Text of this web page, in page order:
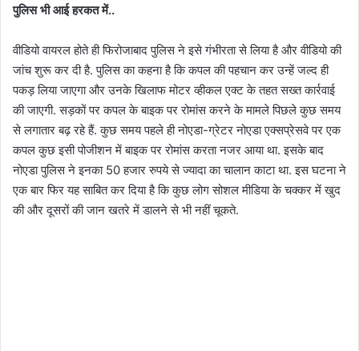
पुलिस भी आई हरकत में..
वीडियो वायरल होते ही फिरोजाबाद पुलिस ने इसे गंभीरता से लिया है और वीडियो की
जांच शुरू कर दी है. पुलिस का कहना है कि कपल की पहचान कर उन्हें जल्द ही
पकड़ लिया जाएगा और उनके खिलाफ मोटर व्हीकल एक्ट के तहत सख्त कार्रवाई
की जाएगी. सड़कों पर कपल के बाइक पर रोमांस करने के मामले पिछले कुछ समय
से लगातार बढ़ रहे हैं. कुछ समय पहले ही नोएडा-ग्रेटर नोएडा एक्सप्रेसवे पर एक
कपल कुछ इसी पोजीशन में बाइक पर रोमांस करता नजर आया था. इसके बाद
नोएडा पुलिस ने इनका 50 हजार रुपये से ज्‍यादा का चालान काटा था. इस घटना ने
एक बार फिर यह साबित कर दिया है कि कुछ लोग सोशल मीडिया के चक्कर में खुद
की और दूसरों की जान खतरे में डालने से भी नहीं चूकते.